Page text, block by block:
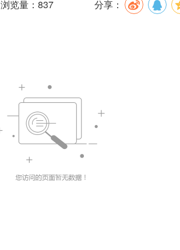
浏览量：837 分享：